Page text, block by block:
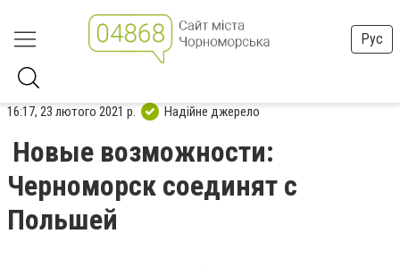
Рус
16:17, 23 лютого 2021 р. Надійне джерело
Новые возможности:
Черноморск соединят с
Польшей